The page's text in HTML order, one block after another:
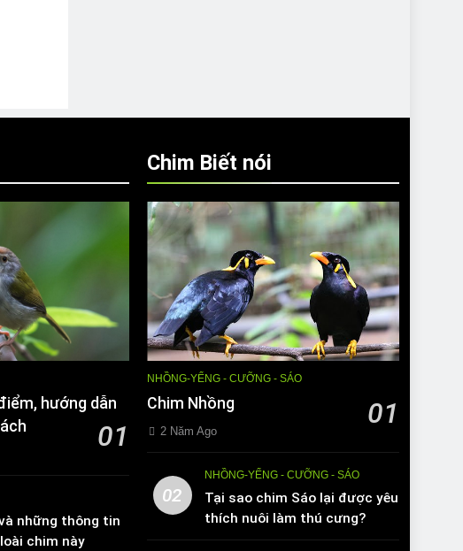
hướng dẫn
01
những thông tin
chim này
Chim Biết nói
NHỒNG-YỂNG - CƯỠNG - SÁO
Chim Nhồng 01
2 Năm Ago
02
NHỒNG-YỂNG - CƯỠNG - SÁO
Tại sao chim Sáo lại được yêu
thích nuôi làm thú cưng?